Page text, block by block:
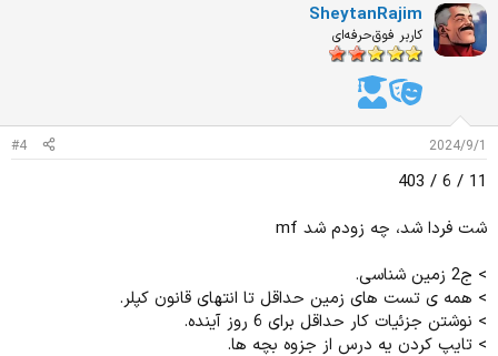
ی
ز
SheytanRajim
کاربر فوق‌حرفه‌ای
2024/9/1
#4
11 / 6 / 403
شت فردا شد، چه زودم شد mf
> ج2 زمین شناسی.
> همه ی تست های زمین حداقل تا انتهای قانون کپلر.
> نوشتن جزئیات کار حداقل برای 6 روز آینده.
> تایپ کردن یه درس از جزوه بچه ها.